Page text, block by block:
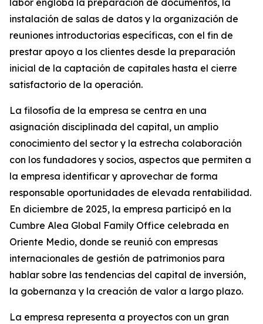
labor engloba la preparación de documentos, la
instalación de salas de datos y la organización de
reuniones introductorias específicas, con el fin de
prestar apoyo a los clientes desde la preparación
inicial de la captación de capitales hasta el cierre
satisfactorio de la operación.
La filosofía de la empresa se centra en una
asignación disciplinada del capital, un amplio
conocimiento del sector y la estrecha colaboración
con los fundadores y socios, aspectos que permiten a
la empresa identificar y aprovechar de forma
responsable oportunidades de elevada rentabilidad.
En diciembre de 2025, la empresa participó en la
Cumbre Alea Global Family Office celebrada en
Oriente Medio, donde se reunió con empresas
internacionales de gestión de patrimonios para
hablar sobre las tendencias del capital de inversión,
la gobernanza y la creación de valor a largo plazo.
La empresa representa a proyectos con un gran